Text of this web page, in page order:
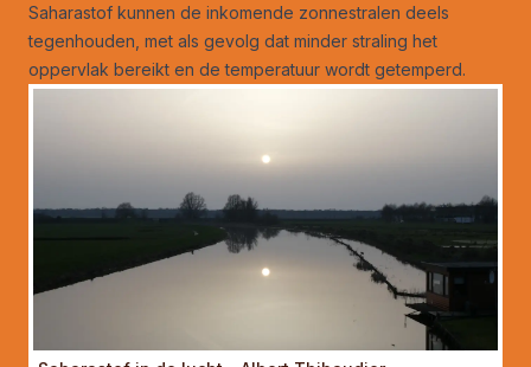
Saharastof kunnen de inkomende zonnestralen deels
tegenhouden, met als gevolg dat minder straling het
oppervlak bereikt en de temperatuur wordt getemperd.